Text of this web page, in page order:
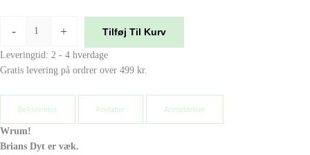
- + Tilføj Til Kurv
Leveringtid: 2 - 4 hverdage
Gratis levering på ordrer over 499 kr.
Beksrivelse Forfatter Anmeldelser
Wrum!
Brians Dyt er væk.